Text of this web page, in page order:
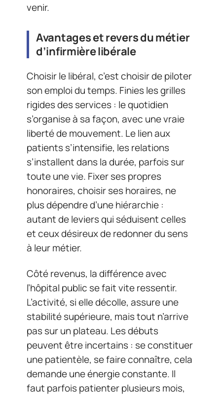
venir.
Avantages et revers du métier
d’infirmière libérale
Choisir le libéral, c’est choisir de piloter
son emploi du temps. Finies les grilles
rigides des services : le quotidien
s’organise à sa façon, avec une vraie
liberté de mouvement. Le lien aux
patients s’intensifie, les relations
s’installent dans la durée, parfois sur
toute une vie. Fixer ses propres
honoraires, choisir ses horaires, ne
plus dépendre d’une hiérarchie :
autant de leviers qui séduisent celles
et ceux désireux de redonner du sens
à leur métier.
Côté revenus, la différence avec
l’hôpital public se fait vite ressentir.
L’activité, si elle décolle, assure une
stabilité supérieure, mais tout n’arrive
pas sur un plateau. Les débuts
peuvent être incertains : se constituer
une patientèle, se faire connaître, cela
demande une énergie constante. Il
faut parfois patienter plusieurs mois,